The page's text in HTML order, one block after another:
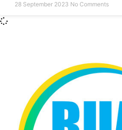
28 September 2023 No Comments